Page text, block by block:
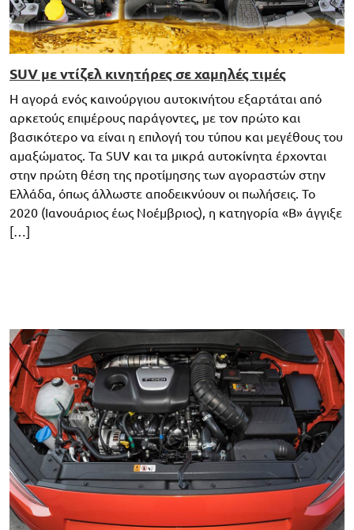
SUV με ντίζελ κινητήρες σε χαμηλές τιμές
Η αγορά ενός καινούργιου αυτοκινήτου εξαρτάται από
αρκετούς επιμέρους παράγοντες, με τον πρώτο και
βασικότερο να είναι η επιλογή του τύπου και μεγέθους του
αμαξώματος. Τα SUV και τα μικρά αυτοκίνητα έρχονται
στην πρώτη θέση της προτίμησης των αγοραστών στην
Ελλάδα, όπως άλλωστε αποδεικνύουν οι πωλήσεις. Το
2020 (Ιανουάριος έως Νοέμβριος), η κατηγορία «Β» άγγιξε
[…]